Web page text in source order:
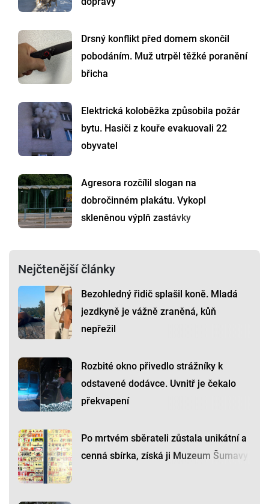
Drsný konflikt před domem skončil
pobodáním. Muž utrpěl těžké poranění
břicha
Elektrická koloběžka způsobila požár
bytu. Hasiči z kouře evakuovali 22
obyvatel
Agresora rozčílil slogan na
dobročinném plakátu. Vykopl
skleněnou výplň zastávky
Nejčtenější články
Bezohledný řidič splašil koně. Mladá
jezdkyně je vážně zraněná, kůň
nepřežil
Rozbité okno přivedlo strážníky k
odstavené dodávce. Uvnitř je čekalo
překvapení
Po mrtvém sběrateli zůstala unikátní a
cenná sbírka, získá ji Muzeum Šumavy